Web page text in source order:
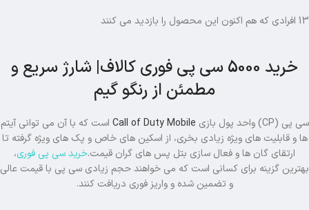
13 افرادی که هم اکنون این محصول را بازدید می کنند
خرید 5000 سی پی فوری کالاف| شارژ سریع و
مطمئن از رنگو گیم
سی پی (CP) واحد پول بازی Call of Duty Mobile است که با آن می توانی آیتم
ها و قابلیت های ویژه زیادی بخری، از اسکین های خاص و پک های ویژه گرفته تا
ارتقای گان ها و فعال سازی بتل پس های گران قیمت.خرید سی پی فوری،
بهترین گزینه برای کسانی است که می خواهند حجم زیادی سی پی با قیمت عالی
و تضمین شده و واریز فوری دریافت کنند.